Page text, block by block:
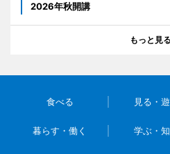
2026年秋開講
もっと見る
食べる 見る・
暮らす・働く 学ぶ・